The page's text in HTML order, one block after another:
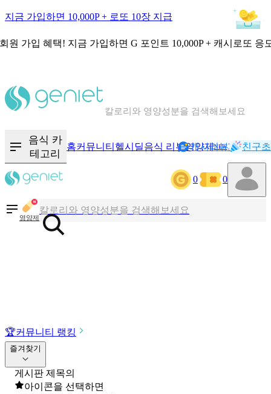
지금 가입하면 10,000P + 로또 10장 지급
원 가입 혜택! 지금 가입하면 G 포인트 10,000P + 캐시로또 응
칼로리와 영양성분을 검색해보세요
음식 카
테고리
홈커뮤니티 헬시딜음식 리뷰영양제NEW기록
캐시리뷰 친구
0 0
영양제
칼로리와 영양성분을 검색해보세요
혈당 · 다이어트 음식 검색해보세요
🏆커뮤니티 랭킹
즐겨찾기
게시판 제목의
아이콘을 선택하면